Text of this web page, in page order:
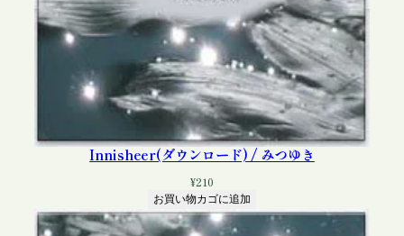
Innisheer(ダウンロード) / みつゆき
¥210
お買い物カゴに追加